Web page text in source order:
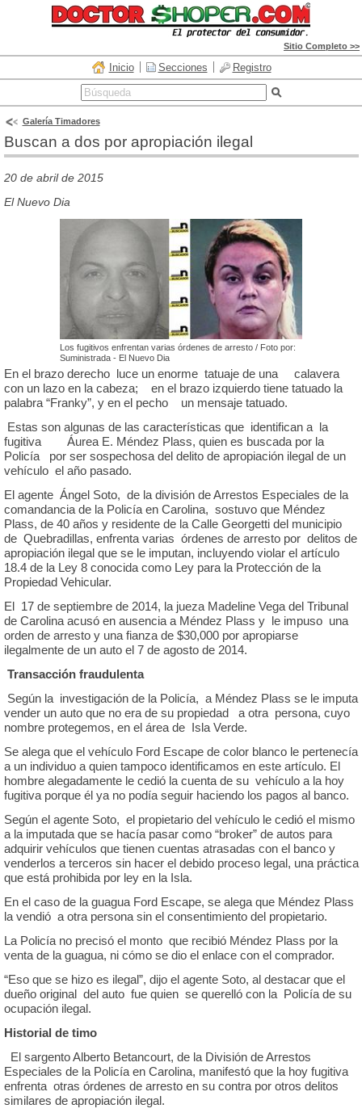
Sitio Completo >>
Inicio Secciones Registro
Galería Timadores
Buscan a dos por apropiación ilegal
20 de abril de 2015
El Nuevo Dia
Los fugitivos enfrentan varias órdenes de arresto / Foto por:
Suministrada - El Nuevo Dia
En el brazo derecho luce un enorme tatuaje de una calavera
con un lazo en la cabeza; en el brazo izquierdo tiene tatuado la
palabra “Franky”, y en el pecho un mensaje tatuado.
Estas son algunas de las características que identifican a la
fugitiva Áurea E. Méndez Plass, quien es buscada por la
Policía por ser sospechosa del delito de apropiación ilegal de un
vehículo el año pasado.
El agente Ángel Soto, de la división de Arrestos Especiales de la
comandancia de la Policía en Carolina, sostuvo que Méndez
Plass, de 40 años y residente de la Calle Georgetti del municipio
de Quebradillas, enfrenta varias órdenes de arresto por delitos de
apropiación ilegal que se le imputan, incluyendo violar el artículo
18.4 de la Ley 8 conocida como Ley para la Protección de la
Propiedad Vehicular.
El 17 de septiembre de 2014, la jueza Madeline Vega del Tribunal
de Carolina acusó en ausencia a Méndez Plass y le impuso una
orden de arresto y una fianza de $30,000 por apropiarse
ilegalmente de un auto el 7 de agosto de 2014.
Transacción fraudulenta
Según la investigación de la Policía, a Méndez Plass se le imputa
vender un auto que no era de su propiedad a otra persona, cuyo
nombre protegemos, en el área de Isla Verde.
Se alega que el vehículo Ford Escape de color blanco le pertenecía
a un individuo a quien tampoco identificamos en este artículo. El
hombre alegadamente le cedió la cuenta de su vehículo a la hoy
fugitiva porque él ya no podía seguir haciendo los pagos al banco.
Según el agente Soto, el propietario del vehículo le cedió el mismo
a la imputada que se hacía pasar como “broker” de autos para
adquirir vehículos que tienen cuentas atrasadas con el banco y
venderlos a terceros sin hacer el debido proceso legal, una práctica
que está prohibida por ley en la Isla.
En el caso de la guagua Ford Escape, se alega que Méndez Plass
la vendió a otra persona sin el consentimiento del propietario.
La Policía no precisó el monto que recibió Méndez Plass por la
venta de la guagua, ni cómo se dio el enlace con el comprador.
“Eso que se hizo es ilegal”, dijo el agente Soto, al destacar que el
dueño original del auto fue quien se querelló con la Policía de su
ocupación ilegal.
Historial de timo
El sargento Alberto Betancourt, de la División de Arrestos
Especiales de la Policía en Carolina, manifestó que la hoy fugitiva
enfrenta otras órdenes de arresto en su contra por otros delitos
similares de apropiación ilegal.